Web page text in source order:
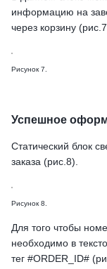
информацию на
через корзину
Рисунок 7.
Успешное
Статический блок
заказа (рис.8).
Рисунок 8.
Для того чтобы
необходимо в
тег #ORDER_ID#